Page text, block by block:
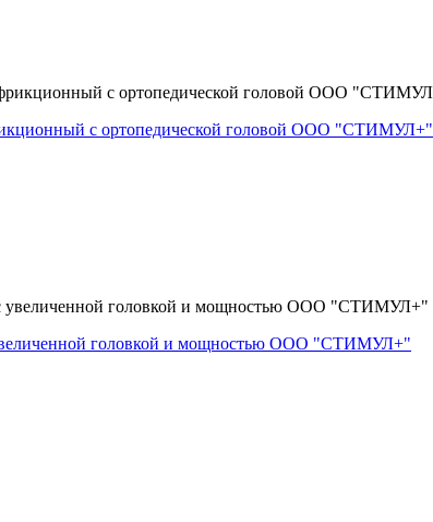
с ортопедической головой ООО "СТИМУЛ+"
головкой и мощностью ООО "СТИМУЛ+"